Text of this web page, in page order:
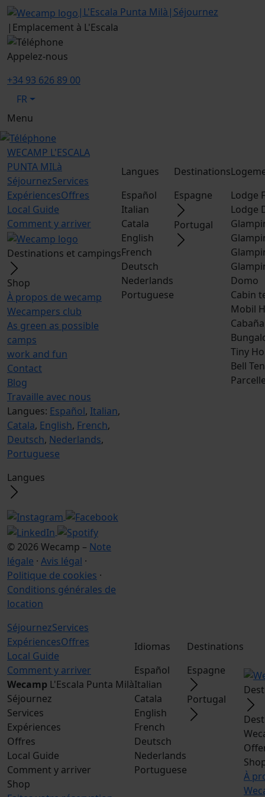
| L'Escala Punta Milà | Séjournez
| Emplacement à L'Escala
Appelez-nous
+34 93 626 89 00
FR
Menu
WECAMP L'ESCALA
PUNTA MILà
SéjournezServices
ExpériencesOffres
Local Guide
Comment y arriver
Destinations et campings
Shop
À propos de wecamp
Wecampers club
As green as possible
camps
work and fun
Contact
Blog
Travaille avec nous
Langues: Español, Italian,
Catala, English, French,
Deutsch, Nederlands,
Portuguese
Langues
© 2026 Wecamp – Note
légale · Avis légal ·
Politique de cookies ·
Conditions générales de
location
Langues
Español
Italian
Catala
English
French
Deutsch
Nederlands
Portuguese
Destinations
Espagne
Portugal
Lodge
Lodge
Domo
Cabin
Mobil
Tiny
Bell
SéjournezServices
ExpériencesOffres
Local Guide
Comment y arriver
Wecamp L'Escala Punta Milà
Séjournez
Services
Expériences
Offres
Local Guide
Comment y arriver
Shop
Idiomas
Español
Italian
Catala
English
French
Deutsch
Nederlands
Portuguese
Destinations
Espagne
Portugal
À